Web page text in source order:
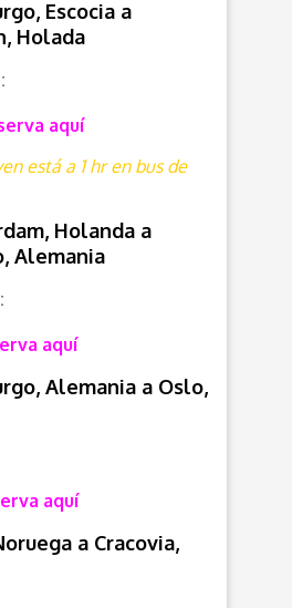
Escocia a
Holada
aquí
está a 1 hr en bus de
Holanda a
Alemania
aquí
Alemania a Oslo,
aquí
a Cracovia,